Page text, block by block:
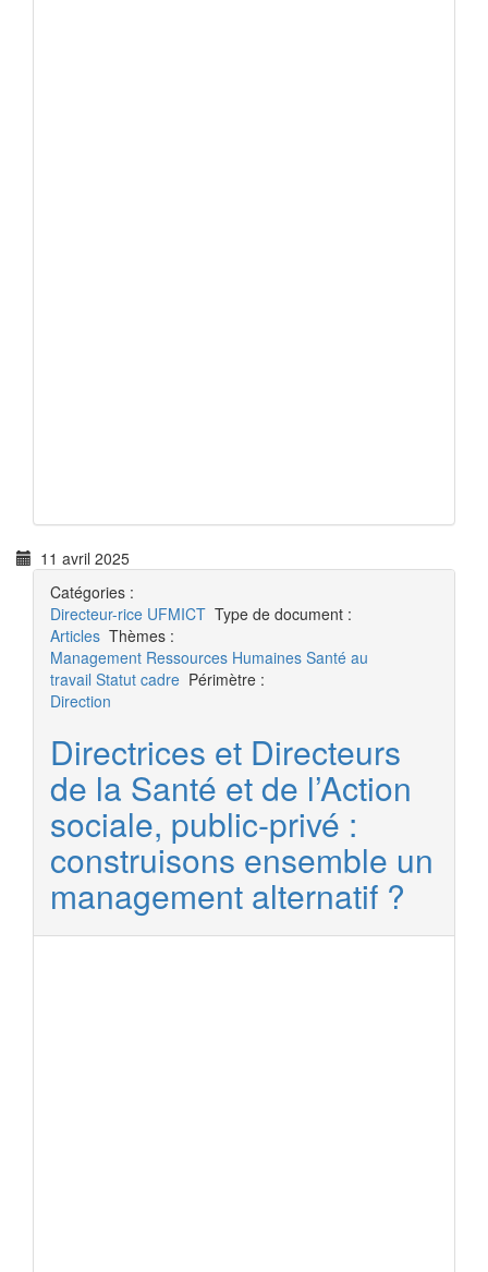
11 avril 2025
Catégories :
Directeur-rice UFMICT Type de document :
Articles Thèmes :
Management Ressources Humaines Santé au
travail Statut cadre Périmètre :
Direction
Directrices et Directeurs
de la Santé et de l’Action
sociale, public-privé :
construisons ensemble un
management alternatif ?